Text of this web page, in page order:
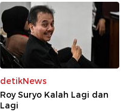
detikNews
Roy Suryo Kalah Lagi dan
Lagi